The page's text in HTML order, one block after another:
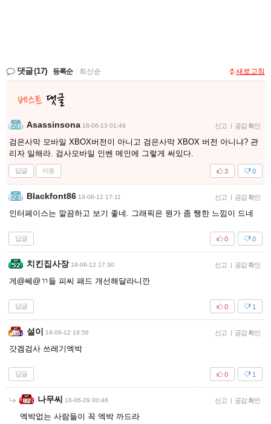
댓글(17) 등록순 최신순 새로고침
Asassinsona 18-06-13 01:49 신고 | 공감 확인
검은사막 모바일 XBOX버전이 아니고 검은사막 XBOX 버전 아니냐? 관
리자 일해라. 검사모바일 인벤 메인에 그렇게 써있다.
답글 이동 0
3
Blackfont86 18-06-12 17:11 신고 | 공감 확인
인터페이스는 깔끔하고 보기 좋네. 그래픽은 뭔가 좀 쨍한 느낌이 드네
답글 0
0
치킨집사장 18-06-12 17:30 신고 | 공감 확인
게@쎄@ㄲ들 피씨 패드 개선해달라니깐
답글 1
0
설이 18-06-12 19:56 신고 | 공감 확인
갓겜검사 쓰레기엑박
답글 1
0
나무씨 18-06-29 00:48 신고 | 공감 확인
엑박없는 사람들이 꼭 엑박 까드라